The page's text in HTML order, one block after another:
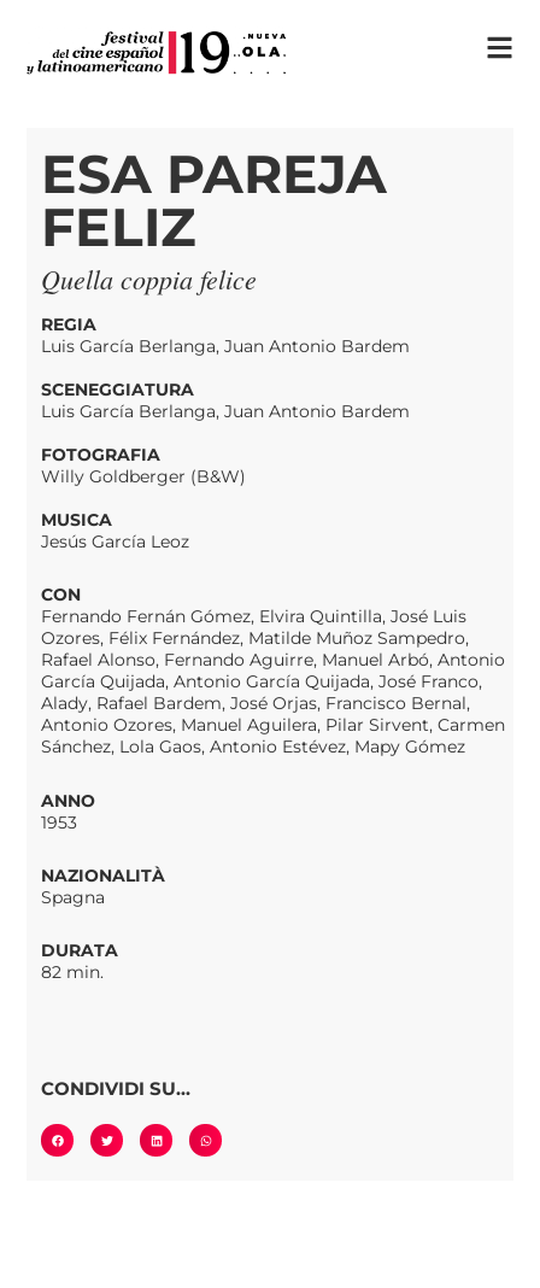
ESA PAREJA
FELIZ
Quella coppia felice
REGIA
Luis García Berlanga, Juan Antonio Bardem
SCENEGGIATURA
Luis García Berlanga, Juan Antonio Bardem
FOTOGRAFIA
Willy Goldberger (B&W)
MUSICA
Jesús García Leoz
CON
Fernando Fernán Gómez, Elvira Quintilla, José Luis
Ozores, Félix Fernández, Matilde Muñoz Sampedro,
Rafael Alonso, Fernando Aguirre, Manuel Arbó, Antonio
García Quijada, Antonio García Quijada, José Franco,
Alady, Rafael Bardem, José Orjas, Francisco Bernal,
Antonio Ozores, Manuel Aguilera, Pilar Sirvent, Carmen
Sánchez, Lola Gaos, Antonio Estévez, Mapy Gómez
ANNO
1953
NAZIONALITÀ
Spagna
DURATA
82 min.
CONDIVIDI SU...